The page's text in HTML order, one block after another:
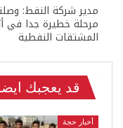
مدير شركة النفط:
مرحلة خطيرة جدا في
المشتقات النفطية
قد يعجبك
أخبار حجة